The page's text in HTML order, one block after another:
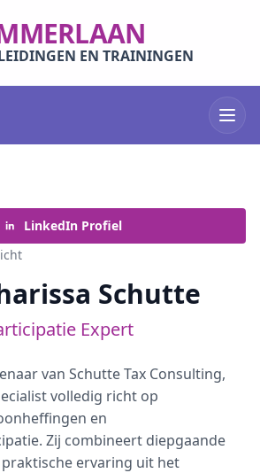
EN TRAININGEN
LinkedIn Profiel
Schutte
Expert
van Schutte Tax Consulting,
volledig richt op
en
Zij combineert diepgaande
ervaring uit het